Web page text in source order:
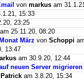
von markus am
15:33
23:25
am 25.11.20, 08:20
März von Schoppi
13:47
am 30.9.20, 12:44
neuen Server migrieren
Patrick am 3.8.20, 15:34